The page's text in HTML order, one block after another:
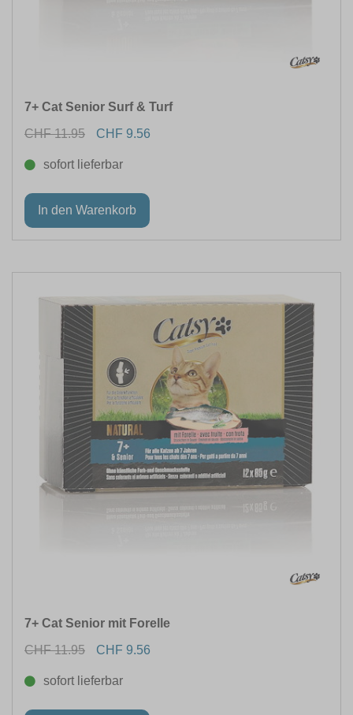
7+ Cat Senior Surf & Turf
CHF 11.95
CHF 9.56
sofort lieferbar
7+ Cat Senior mit Forelle
CHF 11.95
CHF 9.56
sofort lieferbar